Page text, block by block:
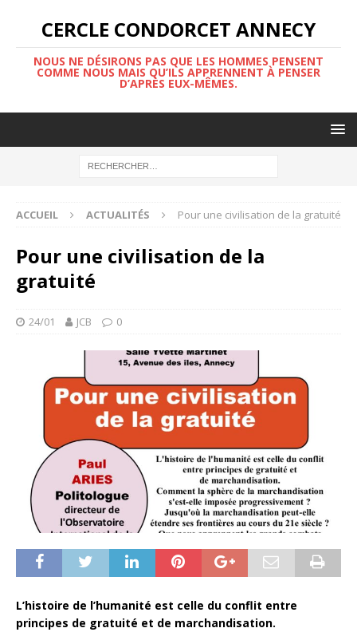
CERCLE CONDORCET ANNECY
NOUS NE DÉSIRONS PAS QUE LES HOMMES PENSENT
COMME NOUS MAIS QU’ILS APPRENNENT À PENSER
D’APRÈS EUX-MÊMES.
ACCUEIL ACTUALITÉS Pour une civilisation de la gratuité
Pour une civilisation de la
gratuité
24/01 JCB 0
L’histoire de l’humanité est celle du conflit entre
principes de gratuité et de marchandisation.